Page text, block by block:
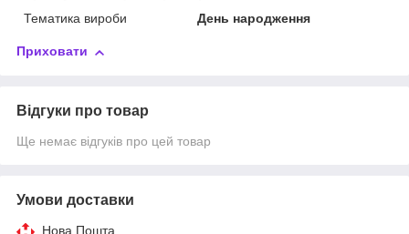
Тематика вироби
День народження
Приховати
Відгуки про товар
Ще немає відгуків про цей товар
Умови доставки
Нова Пошта